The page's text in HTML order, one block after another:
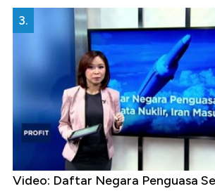
3.
Video: Daftar Negara Penguasa